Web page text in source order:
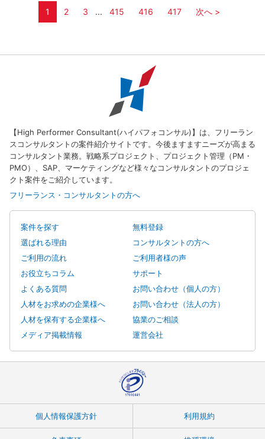
ロセスの立て直しを軸に推進)
ー現状分析、課題整理
ーその他付随する業務
1 2 3 ... 415 416 417 次へ >
【High Performer Consultant(ハイパフォコンサル)】は、フリーラン
スコンサルタントの案件紹介サイトです。今後ますますニーズが高まる
コンサルタント業務。戦略系プロジェクト、プロジェクト管理（PM・
PMO）、SAP、マーケティングなど様々なコンサルタントのプロジェ
クト案件をご紹介しています。
フリーランス・コンサルタントの方へ
案件を探す
無料登録
選ばれる理由
コンサルタントの方へ
ご利用の流れ
ご利用者様の声
お役立ちコラム
サポート
よくある質問
お問い合わせ（個人の方）
人材をお求めの企業様へ
お問い合わせ（法人の方）
人材を保有する企業様へ
協業のご相談
メディア掲載情報
運営会社
個人情報保護方針 利用規約